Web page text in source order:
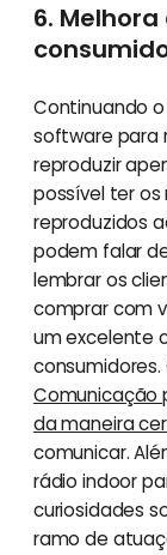
6.
Continuando
software para
reproduzir
possível ter
reproduzidos
podem falar
lembrar os
comprar com
um excelente
Comunicação
da maneira
comunicar.
rádio indoor
curiosidades
ramo de